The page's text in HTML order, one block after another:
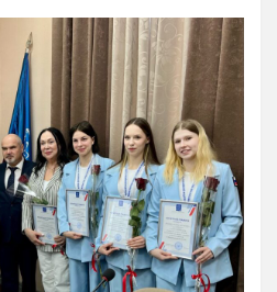
обеспечение и оснащенность
в Образовательной организации
(перевода) обучающихся
обучающихся
деятельность